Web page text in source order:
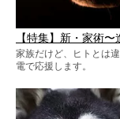
【特集】新・家術
家族だけど、ヒトとは
電で応援します。